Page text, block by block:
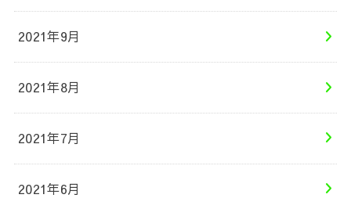
2021年9月
2021年8月
2021年7月
2021年6月